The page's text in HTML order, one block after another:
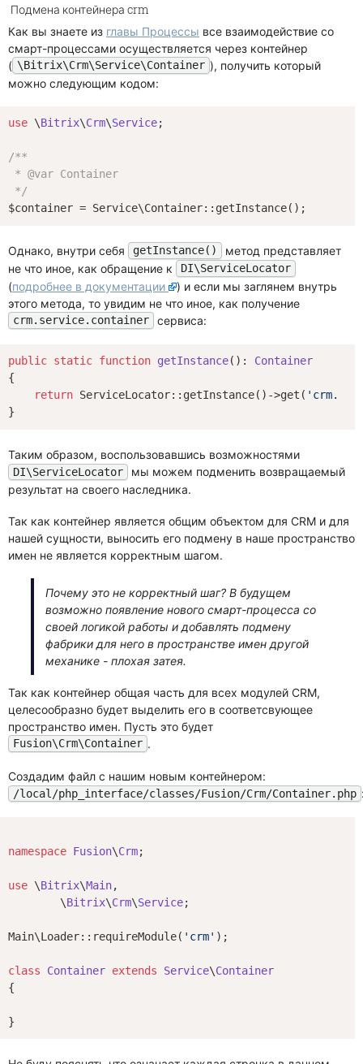
Подмена контейнера crm
Как вы знаете из главы Процессы все взаимодействие со
смарт-процессами осуществляется через контейнер
( \Bitrix\Crm\Service\Container ), получить который
можно следующим кодом:
use \Bitrix\Crm\Service;
/**
* @var Container
*/
Однако, внутри себя getInstance()
метод представляет
не что иное, как обращение к
DI\ServiceLocator
(подробнее в документации
) и если мы заглянем внутрь
этого метода, то увидим не что иное, как получение
crm.service.container сервиса:
public static function getInstance() : Container
{
return ServiceLocator::getInstance()->get(
Таким образом, воспользовавшись возможностями
DI\ServiceLocator
мы можем подменить возвращаемый
результат на своего наследника.
Так как контейнер является общим объектом для CRM и для
нашей сущности, выносить его подмену в наше пространство
имен не является корректным шагом.
Почему это не корректный шаг? В будущем
возможно появление нового смарт-процесса со
своей логикой работы и добавлять подмену
фабрики для него в пространстве имен другой
механике - плохая затея.
Так как контейнер общая часть для всех модулей CRM,
целесообразно будет выделить его в соответсвующее
пространство имен. Пусть это будет
Fusion\Crm\Container .
Создадим файл с нашим новым контейнером:
/local/php_interface/classes/Fusion/Crm/Container.php
namespace Fusion\Crm;
use \Bitrix\Main,
	\
Bitrix\Crm\Service;
Main\Loader::requireModule( 'crm' );
class Container extends Service\Container
{